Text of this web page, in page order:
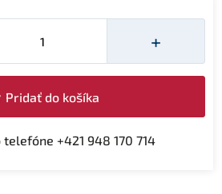
Množství
+
Pridať do košíka
telefóne +421 948 170 714